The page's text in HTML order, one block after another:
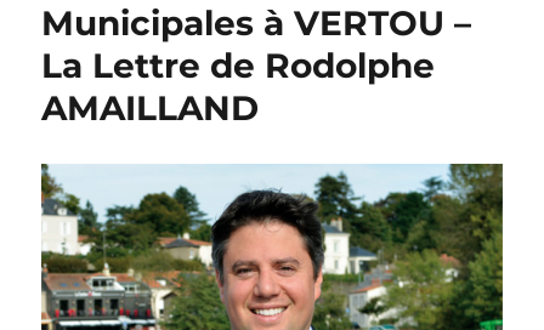
Municipales à VERTOU –
La Lettre de Rodolphe
AMAILLAND